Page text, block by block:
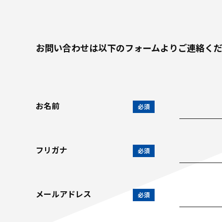
お問い合わせは以下のフォームよりご連絡く
お名前 必須
フリガナ 必須
メールアドレス 必須